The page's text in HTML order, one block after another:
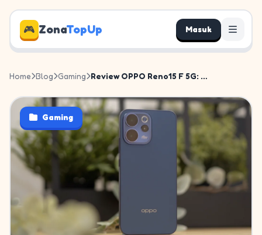
🎮 ZonaTopUp Masuk
Home Blog Gaming Review OPPO Reno15 F 5G: HP Ga...
Gaming